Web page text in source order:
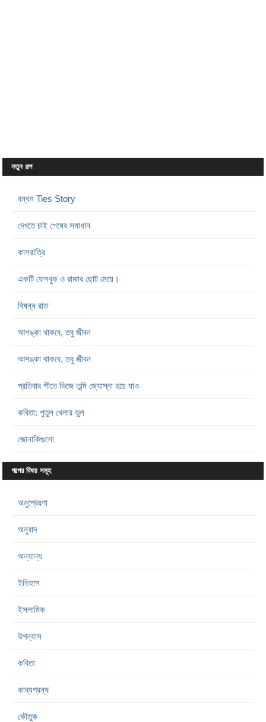
নতুন গল্প
বন্ধন Ties Story
দেখতে চাই শেষের সমাধান
কালরাত্রি
একটি ফেসবুক ও রাজার ছোট মেয়ে।
বিষন্ন রাত
আশঙ্কা থাকবে, তবু জীবন
আশঙ্কা থাকবে, তবু জীবন
প্রতিবার শীতে ভিজে তুমি জ্যোস্না হয়ে যাও
কবিতা: পুতুল খেলার ভুল
জোনাকিগুলো
গল্পের বিষয় সমূহ
অনুপ্রেরণা
অনুবাদ
অন্যান্য
ইতিহাস
ইসলামিক
উপন্যাস
কবিতা
কাব্যগ্রন্থ
কৌতুক